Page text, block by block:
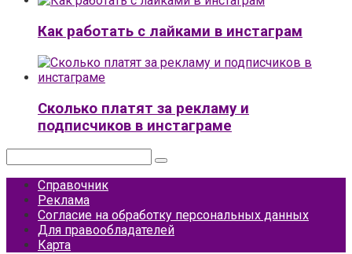
Как работать с лайками в инстаграм
Сколько платят за рекламу и
подписчиков в инстаграме
Справочник
Реклама
Согласие на обработку персональных данных
Для правообладателей
Карта